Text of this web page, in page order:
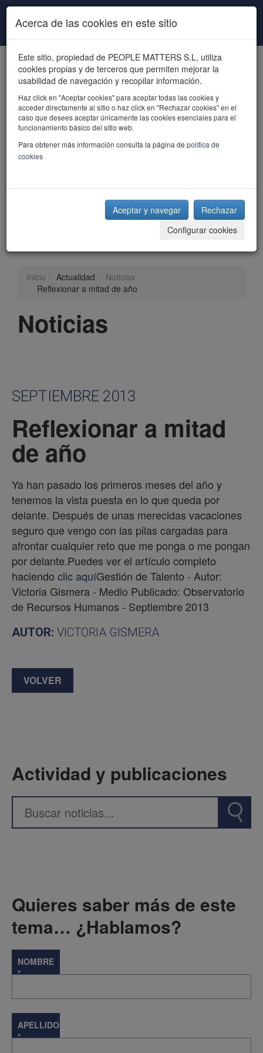
Pasar al contenido principal
powered by talent
Inicio Actualidad
Noticias
Reflexionar a mitad de año
Noticias
SEPTIEMBRE 2013
Reflexionar a mitad
de año
Ya han pasado los primeros meses del año y
tenemos la vista puesta en lo que queda por
delante. Después de unas merecidas vacaciones
seguro que vengo con las pilas cargadas para
afrontar cualquier reto que me ponga o me pongan
por delante.Puedes ver el artículo completo
haciendo clic aquíGestión de Talento - Autor:
Victoria Gismera - Medio Publicado: Observatorio
de Recursos Humanos - Septiembre 2013
AUTOR: VICTORIA GISMERA
VOLVER
Actividad y publicaciones
Quieres saber más de este
tema… ¿Hablamos?
NOMBRE
*
APELLIDOS
*
Acerca de las cookies en este sitio
Este sitio, propiedad de PEOPLE MATTERS S.L, utiliza
cookies propias y de terceros que permiten mejorar la
usabilidad de navegación y recopilar información.
Haz click en "Aceptar cookies" para aceptar todas las cookies y
acceder directamente al sitio o haz click en "Rechazar cookies" en el
caso que desees aceptar únicamente las cookies esenciales para el
funcionamiento básico del sitio web.
Para obtener más información consulta la página de política de
cookies
Aceptar y navegar
Rechazar
Configurar cookies